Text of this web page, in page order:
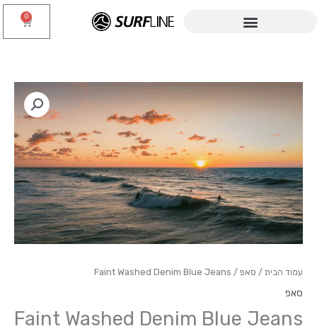
0
עגלת
קניות
עמוד הבית / סאפ / Faint Washed Denim Blue Jeans
סאפ
Faint Washed Denim Blue Jeans